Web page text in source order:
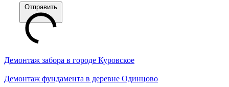
Отправить
Демонтаж забора в городе Куровское
Демонтаж фундамента в деревне Одинцово